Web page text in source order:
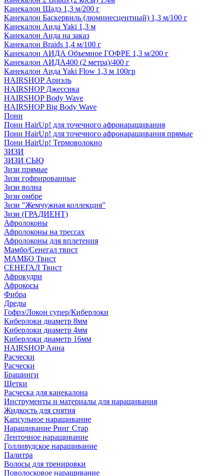
Канекалон Шадэ 1,3 м/200 г
Канекалон Баскервиль (люминесцентный) 1,3 м/100 г
Канекалон Аида Yaki 1,3 м
Канекалон Аида на заказ
Канекалон Braids 1,4 м/100 г
Канекалон АИДА Объемное ГОФРЕ 1,3 м/200 г
Канекалон АИДА400 (2 метра)/400 г
Канекалон Аида Yaki Flow 1,3 м 100гр
HAIRSHOP Ариэль
HAIRSHOP Джессика
HAIRSHOP Body Wave
HAIRSHOP Big Body Wave
Пони
Пони HairUp! для точечного афронаращивания
Пони HairUp! для точечного афронаращивания прямые
Пони HairUp! Термоволокно
ЗИЗИ
ЗИЗИ СЬЮ
Зизи прямые
Зизи гофрированные
Зизи волна
Зизи омбре
Зизи "Жемчужная коллекция"
Зизи (ГРАДИЕНТ)
Афролоконы
Афролоконы на трессах
Афролоконы для вплетения
Мамбо/Сенегал твист
МАМБО Твист
СЕНЕГАЛ Твист
Афрокудри
Афрокосы
Фибра
Дреды
Гофрэ/Локон супер/Киберлоки
Киберлоки диаметр 8мм
Киберлоки диаметр 4мм
Киберлоки диаметр 16мм
HAIRSHOP Анна
Расчески
Расчески
Брашинги
Щетки
Расческа для канекалона
Инструменты и материалы для наращивания
Жидкость для снятия
Капсульное наращивание
Наращивание Ринг Стар
Ленточное наращивание
Голливудское наращивание
Палитра
Волосы для тренировки
Поволосковое наращивание